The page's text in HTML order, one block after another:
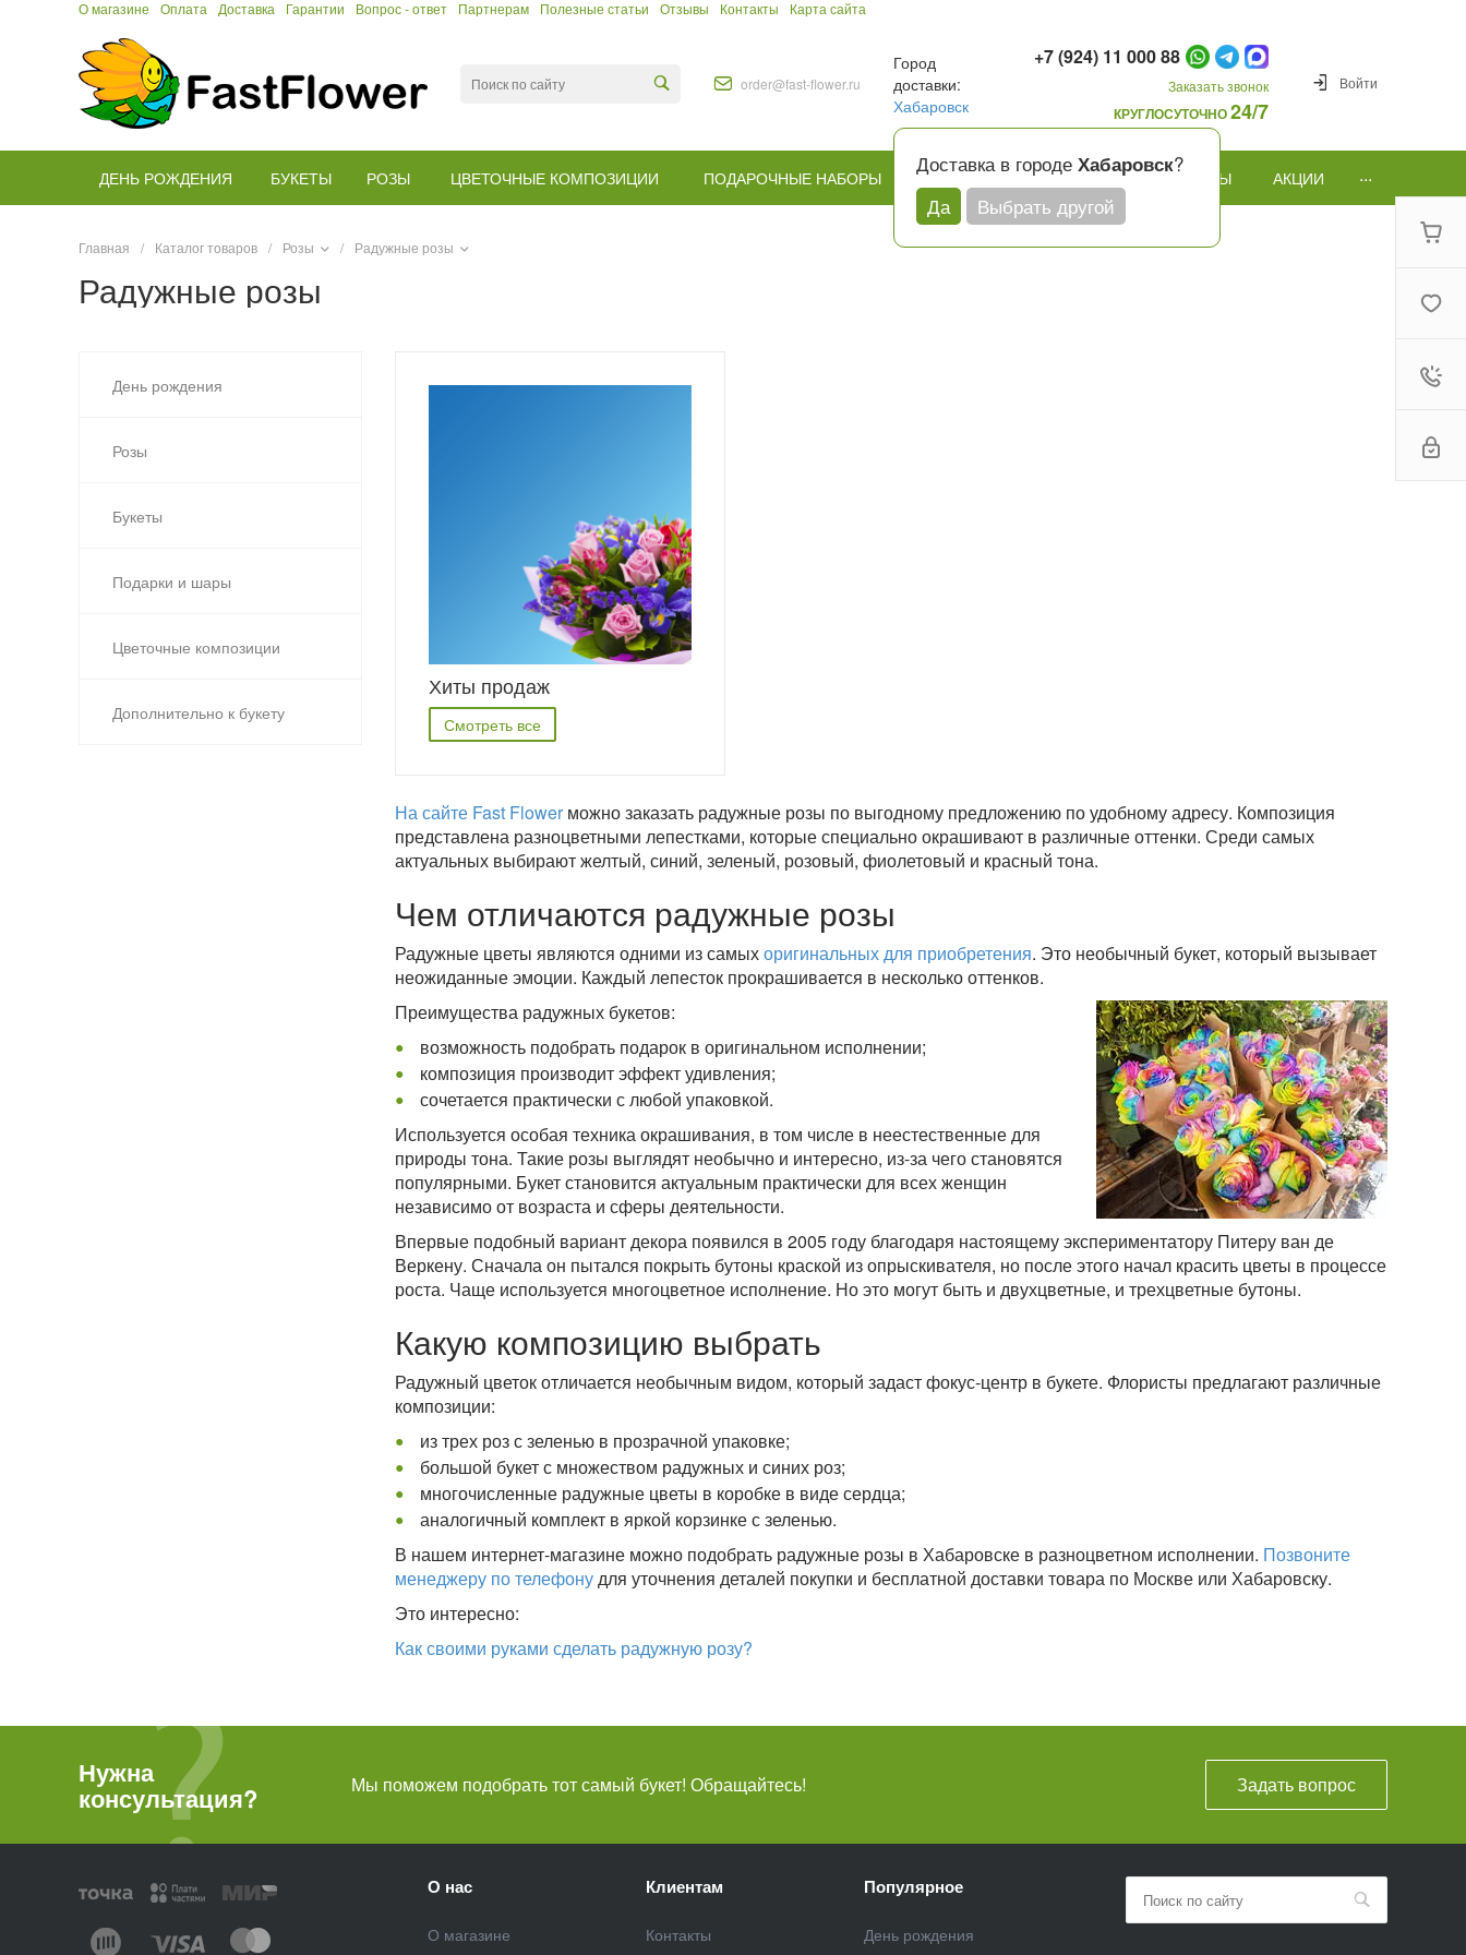
О магазине Оплата Доставка Гарантии Вопрос - ответ Партнерам Полезные статьи Отзывы Контакты Карта сайта
order@fast-flower.ru
Город
доставки:
Хабаровск
Доставка в городе Хабаровск?
Да
Выбрать другой
+7 (924) 11 000 88
Заказать звонок
КРУГЛОСУТОЧНО24/7
Войти
ДЕНЬ РОЖДЕНИЯ БУКЕТЫ РОЗЫ ЦВЕТОЧНЫЕ КОМПОЗИЦИИ ПОДАРОЧНЫЕ НАБОРЫ КОМУ ПОВОД ПОДАРКИ И ШАРЫ АКЦИИ ...
Главная / Каталог товаров / Розы / Радужные розы
Радужные розы
День рождения
Розы
Букеты
Подарки и шары
Цветочные композиции
Дополнительно к букету
Хиты продаж
Смотреть все
На сайте Fast Flower можно заказать радужные розы по выгодному предложению по удобному адресу. Композиция
представлена разноцветными лепестками, которые специально окрашивают в различные оттенки. Среди самых
актуальных выбирают желтый, синий, зеленый, розовый, фиолетовый и красный тона.
Чем отличаются радужные розы
Радужные цветы являются одними из самыхоригинальных для приобретения. Это необычный букет, который вызывает
неожиданные эмоции. Каждый лепесток прокрашивается в несколько оттенков.
Преимущества радужных букетов:
возможность подобрать подарок в оригинальном исполнении;
композиция производит эффект удивления;
сочетается практически с любой упаковкой.
Используется особая техника окрашивания, в том числе в неестественные для
природы тона. Такие розы выглядят необычно и интересно, из-за чего становятся
популярными. Букет становится актуальным практически для всех женщин
независимо от возраста и сферы деятельности.
Впервые подобный вариант декора появился в 2005 году благодаря настоящему экспериментатору Питеру ван де
Веркену. Сначала он пытался покрыть бутоны краской из опрыскивателя, но после этого начал красить цветы в процессе
роста. Чаще используется многоцветное исполнение. Но это могут быть и двухцветные, и трехцветные бутоны.
Какую композицию выбрать
Радужный цветок отличается необычным видом, который задаст фокус-центр в букете. Флористы предлагают различные
композиции:
из трех роз с зеленью в прозрачной упаковке;
большой букет с множеством радужных и синих роз;
многочисленные радужные цветы в коробке в виде сердца;
аналогичный комплект в яркой корзинке с зеленью.
В нашем интернет-магазине можно подобрать радужные розы в Хабаровске в разноцветном исполнении. Позвоните
менеджеру по телефонудля уточнения деталей покупки и бесплатной доставки товара по Москве или Хабаровску.
Это интересно:
Как своими руками сделать радужную розу?
Нужна
консультация? Мы поможем подобрать тот самый букет! Обращайтесь! Задать вопрос
О нас
О магазине
Клиентам
Контакты
Популярное
День рождения